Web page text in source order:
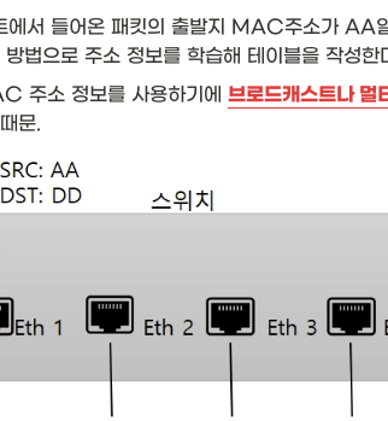
에서 들어온 패킷의 출발지 MAC주소가
법으로 주소 정보를 학습해 테이블을 작성한
주소 정보를 사용하기에 브로드캐스트나
문.